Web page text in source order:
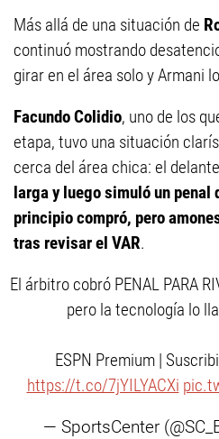
Más allá de una situación de
continuó mostrando
girar en el área solo y Armani
Facundo Colidio, uno de los
etapa, tuvo una situación
cerca del área chica: el
larga y luego simuló un penal
principio compró, pero
tras revisar el VAR.
El árbitro cobró PENAL PARA
pero la tecnología lo
ESPN Premium |
https://t.co/7jYILYACXi
— SportsCenter